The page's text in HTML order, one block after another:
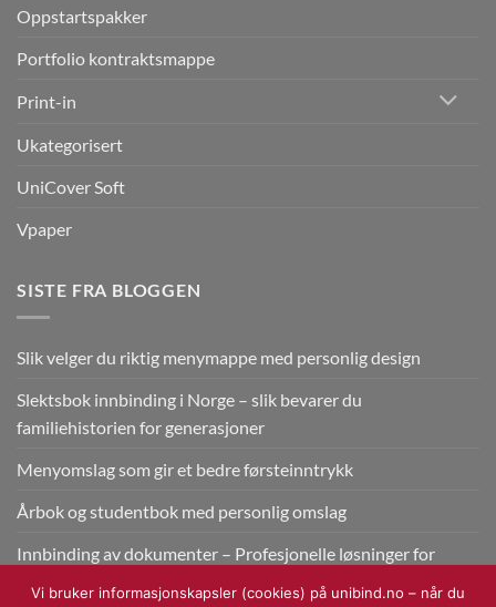
Oppstartspakker
Portfolio kontraktsmappe
Print-in
Ukategorisert
UniCover Soft
Vpaper
SISTE FRA BLOGGEN
Slik velger du riktig menymappe med personlig design
Slektsbok innbinding i Norge – slik bevarer du
familiehistorien for generasjoner
Menyomslag som gir et bedre førsteinntrykk
Årbok og studentbok med personlig omslag
Innbinding av dokumenter – Profesjonelle løsninger for
Vi bruker informasjonskapsler (cookies) på unibind.no – når du